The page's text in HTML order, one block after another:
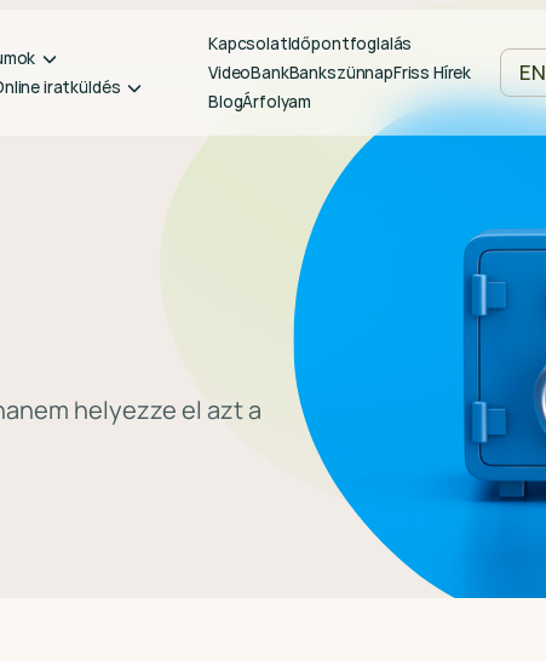
iratküldés
KapcsolatIdőpontfoglalás
VideoBankBankszünnapFriss Hírek
BlogÁrfolyam
EN
helyezze el azt a